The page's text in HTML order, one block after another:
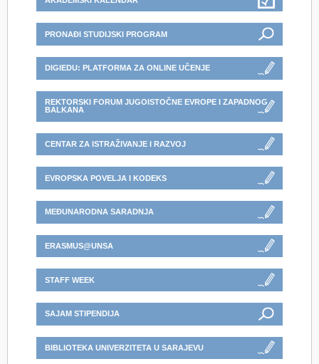
PRONAĐI STUDIJSKI PROGRAM
DIGIEDU: PLATFORMA ZA ONLINE UČENJE
REKTORSKI FORUM JUGOISTOČNE EVROPE I ZAPADNOG
BALKANA
CENTAR ZA ISTRAŽIVANJE I RAZVOJ
EVROPSKA POVELJA I KODEKS
MEĐUNARODNA SARADNJA
ERASMUS@UNSA
STAFF WEEK
SAJAM STIPENDIJA
BIBLIOTEKA UNIVERZITETA U SARAJEVU